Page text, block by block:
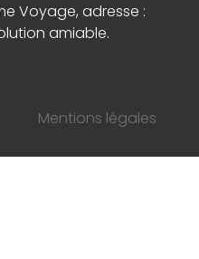
Voyage, adresse :
amiable.
Mentions légales